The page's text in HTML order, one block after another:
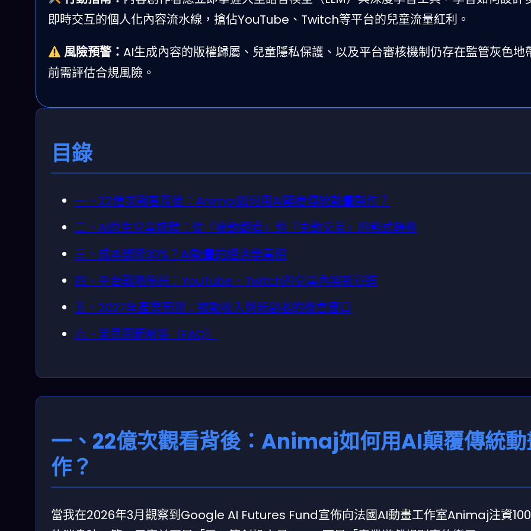
即時交互的個人化內容流水線，搶佔YouTube、Twitch等平台的兒童流量紅利。
風險預警： AI生成內容的版權歸屬、兒童隱私保護、以及平台審核機制仍存在監管灰色地
前需評估合規風險。
目錄
一、22億次觀看背後：Animaj如何用AI顛覆傳統動畫製作？
二、AI原生兒童媒體：從「被動觀看」到「主動交互」的範式轉移
三、成本驟降30%？AI動畫的經濟學真相
四、平台戰略佈局：YouTube、Twitch的兒童內容新賽道
五、2027年產業預測：被動收入與新創者的機會窗口
六、常見問題解答（FAQ）
一、22億次觀看背後：Animaj如何用AI顛覆傳統
作？
當我在2026年3月觀察到Google AI Futures Fund宣佈向法國AI動畫工作室Animaj注資